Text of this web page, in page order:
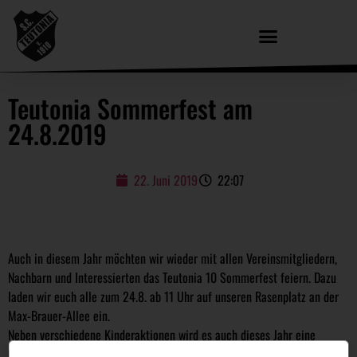
Teutonia Sommerfest am
24.8.2019
22. Juni 2019 22:07
Auch in diesem Jahr möchten wir wieder mit allen Vereinsmitgliedern,
Nachbarn und Interessierten das Teutonia 10 Sommerfest feiern. Dazu
laden wir euch alle zum 24.8. ab 11 Uhr auf unseren Rasenplatz an der
Max-Brauer-Allee ein.
Neben verschiedene Kinderaktionen wird es auch dieses Jahr eine